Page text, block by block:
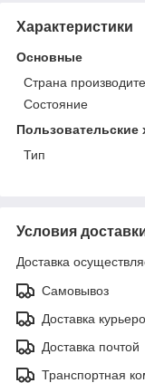
Характеристики
Основные
Страна
Состояние
Пользовательские
Тип
Условия
Доставка
Самовывоз
Доставка
Доставка почтой
Транспортная